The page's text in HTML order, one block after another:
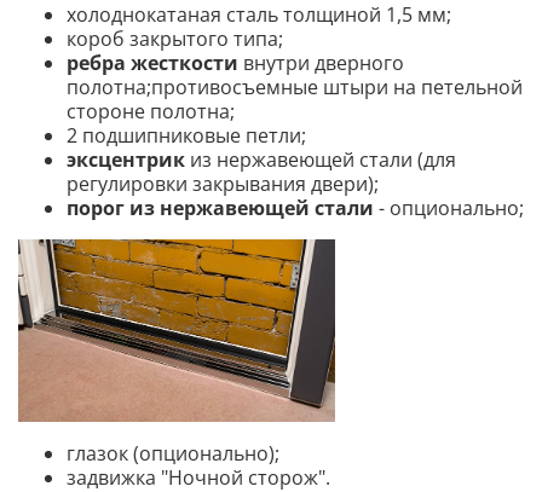
холоднокатаная сталь толщиной 1,5 мм;
короб закрытого типа;
ребра жесткости внутри дверного
полотна;противосъемные штыри на петельной
стороне полотна;
2 подшипниковые петли;
эксцентрик из нержавеющей стали (для
регулировки закрывания двери);
порог из нержавеющей стали - опционально;
глазок (опционально);
задвижка "Ночной сторож".